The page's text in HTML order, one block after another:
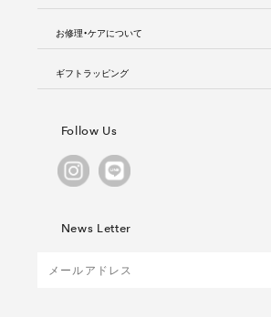
お修理・ケアについて
ギフトラッピング
Follow Us
News Letter